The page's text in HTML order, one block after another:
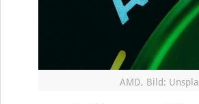
AMD, Bild: